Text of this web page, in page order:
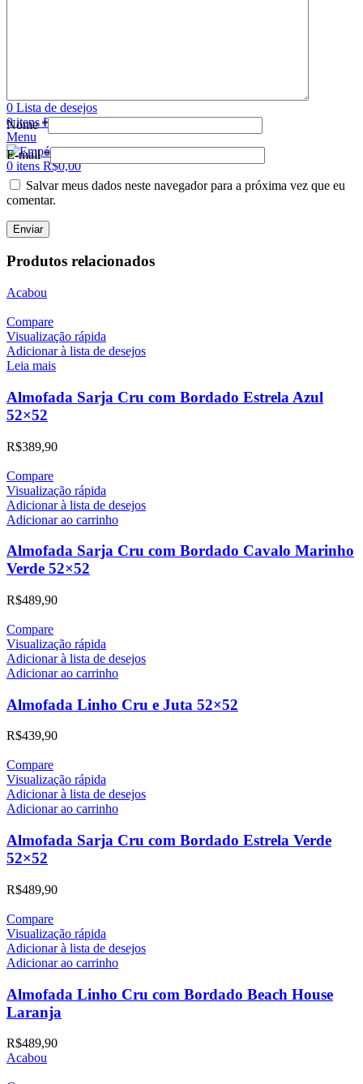
0 Lista de desejos
0itens R$0,00
Menu
0 itens R$0,00
Nome*
E-mail*
Salvar meus dados neste navegador para a próxima vez que eu
comentar.
Produtos relacionados
Acabou
Compare
Visualização rápida
Adicionar à lista de desejos
Leia mais
Almofada Sarja Cru com Bordado Estrela Azul
52×52
R$389,90
Compare
Visualização rápida
Adicionar à lista de desejos
Adicionar ao carrinho
Almofada Sarja Cru com Bordado Cavalo Marinho
Verde 52×52
R$489,90
Compare
Visualização rápida
Adicionar à lista de desejos
Adicionar ao carrinho
Almofada Linho Cru e Juta 52×52
R$439,90
Compare
Visualização rápida
Adicionar à lista de desejos
Adicionar ao carrinho
Almofada Sarja Cru com Bordado Estrela Verde
52×52
R$489,90
Compare
Visualização rápida
Adicionar à lista de desejos
Adicionar ao carrinho
Almofada Linho Cru com Bordado Beach House
Laranja
R$489,90
Acabou